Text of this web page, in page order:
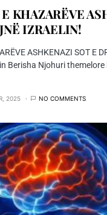
KHAZARËVE
IZRAELIN!
ASHKENAZI SOT E
Berisha Njohuri
2025 NO COMMENTS